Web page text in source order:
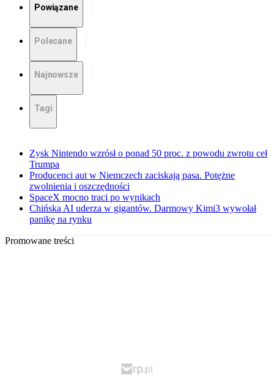
Powiązane
Polecane
Najnowsze
Tagi
Zysk Nintendo wzrósł o ponad 50 proc. z powodu zwrotu ceł
Trumpa
Producenci aut w Niemczech zaciskają pasa. Potężne
zwolnienia i oszczędności
SpaceX mocno traci po wynikach
Chińska AI uderza w gigantów. Darmowy Kimi3 wywołał
panikę na rynku
Promowane treści